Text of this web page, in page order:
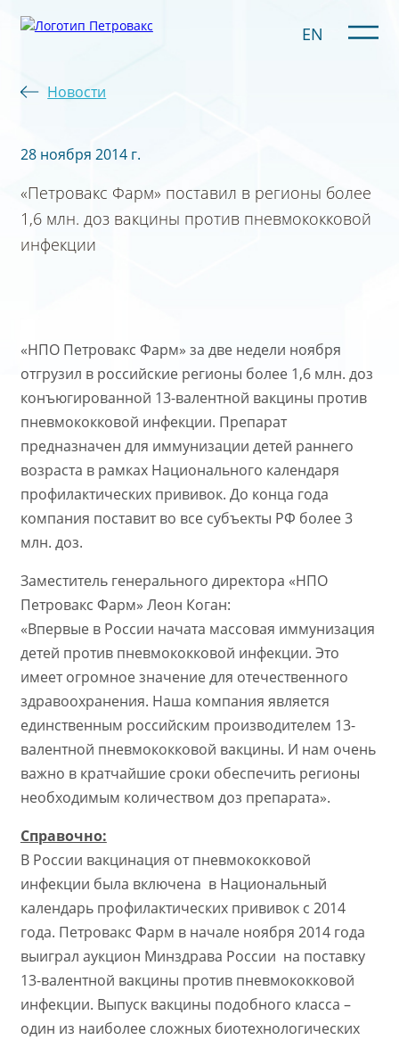
EN
Новости
28 ноября 2014 г.
«Петровакс Фарм» поставил в регионы более
1,6 млн. доз вакцины против пневмококковой
инфекции
«НПО Петровакс Фарм» за две недели ноября
отгрузил в российские регионы более 1,6 млн. доз
конъюгированной 13-валентной вакцины против
пневмококковой инфекции. Препарат
предназначен для иммунизации детей раннего
возраста в рамках Национального календаря
профилактических прививок. До конца года
компания поставит во все субъекты РФ более 3
млн. доз.
Заместитель генерального директора «НПО
Петровакс Фарм» Леон Коган:
«Впервые в России начата массовая иммунизация
детей против пневмококковой инфекции. Это
имеет огромное значение для отечественного
здравоохранения. Наша компания является
единственным российским производителем 13-
валентной пневмококковой вакцины. И нам очень
важно в кратчайшие сроки обеспечить регионы
необходимым количеством доз препарата».
Справочно:
В России вакцинация от пневмококковой
инфекции была включена в Национальный
календарь профилактических прививок с 2014
года. Петровакс Фарм в начале ноября 2014 года
выиграл аукцион Минздрава России на поставку
13-валентной вакцины против пневмококковой
инфекции. Выпуск вакцины подобного класса –
один из наиболее сложных биотехнологических